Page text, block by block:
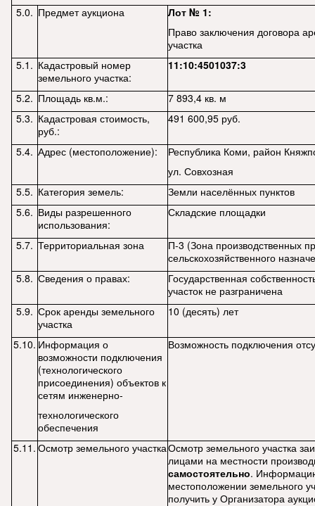
5.0. Предмет аукциона
Лот № 1:
Право заключения договора
участка
5.1. Кадастровый номер
земельного участка:
11:10:4501037:3
5.2. Площадь кв.м.:
7 893,4 кв. м
5.3. Кадастровая стоимость,
руб.:
491 600,95 руб.
5.4. Адрес (местоположение):
Республика Коми, район
ул. Совхозная
5.5. Категория земель:
Земли населённых пунктов
5.6. Виды разрешенного
использования:
Складские площадки
5.7. Территориальная зона
П-3 (Зона производственных
сельскохозяйственного
5.8. Сведения о правах:
Государственная
участок не разграничена
5.9. Срок аренды земельного
участка
10 (десять) лет
5.10. Информация о
возможности подключения
(технологического
присоединения) объектов к
сетям инженерно-
технологического
обеспечения
Возможность подключения
5.11. Осмотр земельного участкаОсмотр земельного участка
лицами на местности
самостоятельно.
местоположении земельного
получить у Организатора